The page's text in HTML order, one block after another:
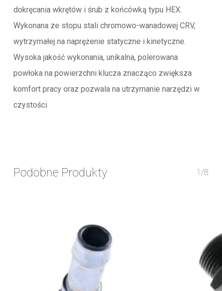
dokręcania wkrętów i śrub z końcówką typu HEX.
Wykonana ze stopu stali chromowo-wanadowej CRV,
wytrzymałej na naprężenie statyczne i kinetyczne.
Wysoka jakość wykonania, unikalna, polerowana
powłoka na powierzchni klucza znacząco zwiększa
komfort pracy oraz pozwala na utrzymanie narzędzi w
czystości.
Podobne Produkty 1/8